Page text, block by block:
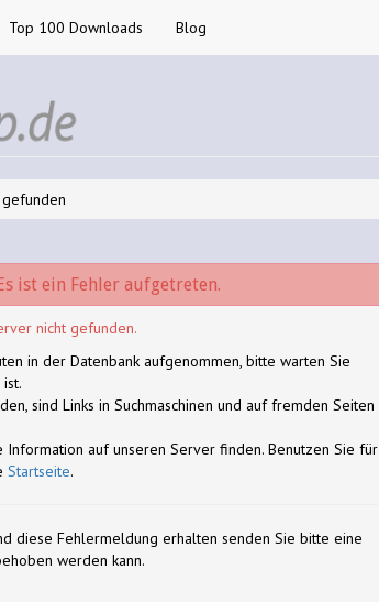
Top 100 Downloads Blog
ist ein Fehler aufgetreten.
nicht gefunden.
in der Datenbank aufgenommen, bitte warten Sie
sind Links in Suchmaschinen und auf fremden Seiten
Information auf unseren Server finden. Benutzen Sie für
Startseite.
diese Fehlermeldung erhalten senden Sie bitte eine
werden kann.